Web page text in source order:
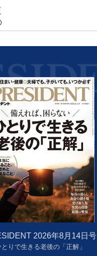
2026年8月14日号
とりで生きる老後の「正解」